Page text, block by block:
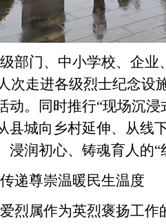
部门、中小学校、企
次走进各级烈士纪念设
动。同时推行“现场沉浸
县城向乡村延伸、从线
浸润初心、铸魂育人的“
递尊崇温暖民生温度
烈属作为英烈褒扬工